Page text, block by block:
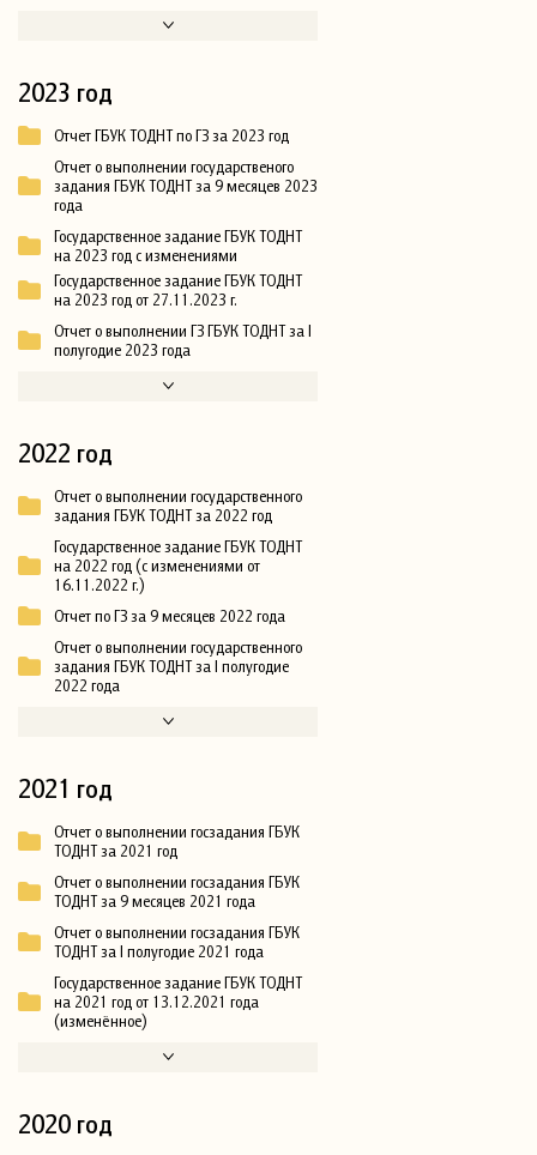
2023 год
Отчет ГБУК ТОДНТ по ГЗ за 2023 год
Отчет о выполнении государственого
задания ГБУК ТОДНТ за 9 месяцев 2023
года
Государственное задание ГБУК ТОДНТ
на 2023 год с изменениями
Государственное задание ГБУК ТОДНТ
на 2023 год от 27.11.2023 г.
Отчет о выполнении ГЗ ГБУК ТОДНТ за I
полугодие 2023 года
2022 год
Отчет о выполнении государственного
задания ГБУК ТОДНТ за 2022 год
Государственное задание ГБУК ТОДНТ
на 2022 год (с изменениями от
16.11.2022 г.)
Отчет по ГЗ за 9 месяцев 2022 года
Отчет о выполнении государственного
задания ГБУК ТОДНТ за I полугодие
2022 года
2021 год
Отчет о выполнении госзадания ГБУК
ТОДНТ за 2021 год
Отчет о выполнении госзадания ГБУК
ТОДНТ за 9 месяцев 2021 года
Отчет о выполнении госзадания ГБУК
ТОДНТ за I полугодие 2021 года
Государственное задание ГБУК ТОДНТ
на 2021 год от 13.12.2021 года
(изменённое)
2020 год